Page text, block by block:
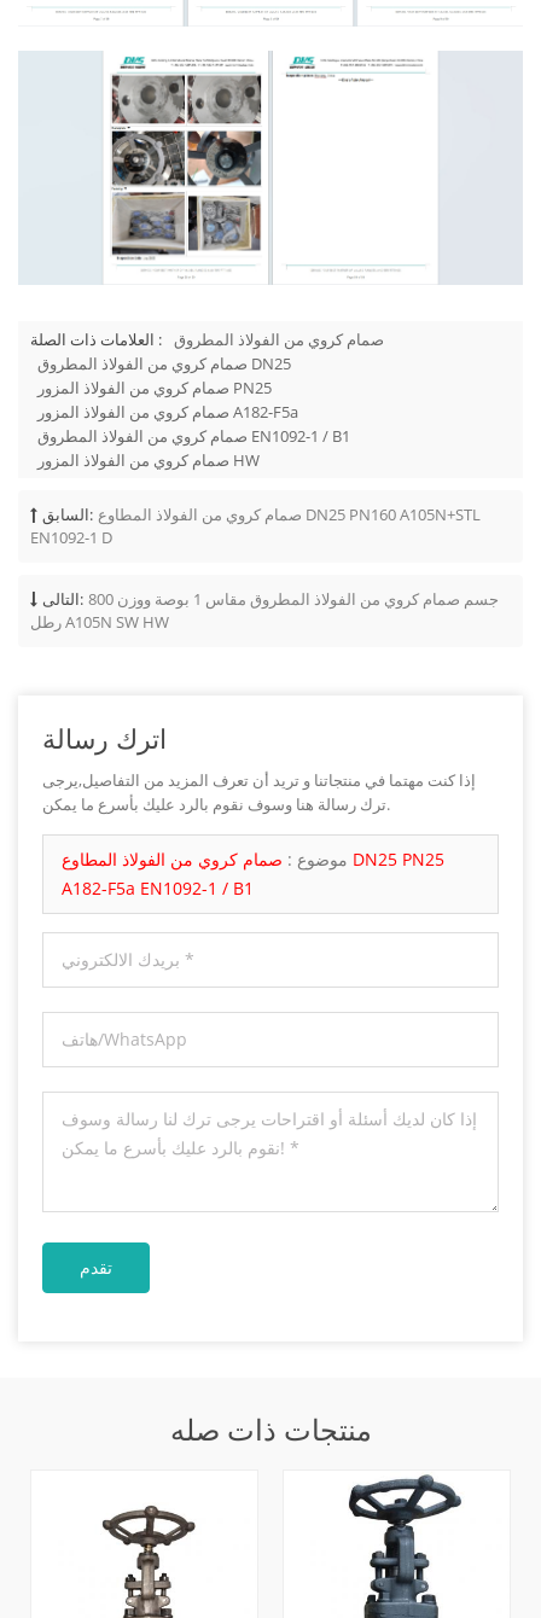
العلامات ذات الصلة : صمام كروي من الفولاذ المطروق
صمام كروي من الفولاذ المطروق DN25
صمام كروي من الفولاذ المزور PN25
صمام كروي من الفولاذ المزور A182-F5a
صمام كروي من الفولاذ المطروق EN1092-1 / B1
صمام كروي من الفولاذ المزور HW
السابق: صمام كروي من الفولاذ المطاوع DN25 PN160 A105N+STL
EN1092-1 D
التالى: جسم صمام كروي من الفولاذ المطروق مقاس 1 بوصة ووزن 800
رطل A105N SW HW
اترك رسالة
إذا كنت مهتما في منتجاتنا و تريد أن تعرف المزيد من التفاصيل,يرجى
ترك رسالة هنا وسوف نقوم بالرد عليك بأسرع ما يمكن.
موضوع : صمام كروي من الفولاذ المطاوع DN25 PN25
A182-F5a EN1092-1 / B1
منتجات ذات صله